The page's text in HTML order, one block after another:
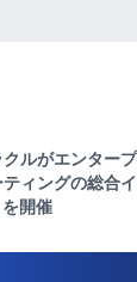
クルがエンター
ティングの総合
開催